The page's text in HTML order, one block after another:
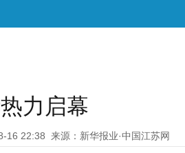
力启幕
16 22:38 来源：新华报业·中国江苏网